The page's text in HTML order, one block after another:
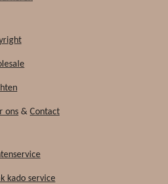
ons & Contact
kado service